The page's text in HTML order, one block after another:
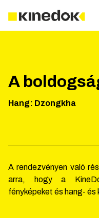
A
Hang: Dzongkha
A rendezvényen való
arra, hogy a
fényképeket és hang-